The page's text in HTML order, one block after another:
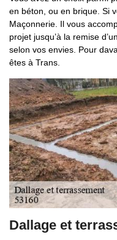
en béton, ou en brique. Si
Maçonnerie. Il vous
projet jusqu’à la remise
selon vos envies. Pour
êtes à Trans.
Dallage et